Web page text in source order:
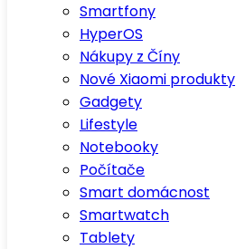
Smartfony
HyperOS
Nákupy z Číny
Nové Xiaomi produkty
Gadgety
Lifestyle
Notebooky
Počítače
Smart domácnost
Smartwatch
Tablety